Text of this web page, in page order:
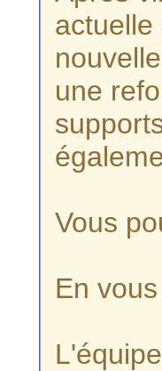
une
Vous
En